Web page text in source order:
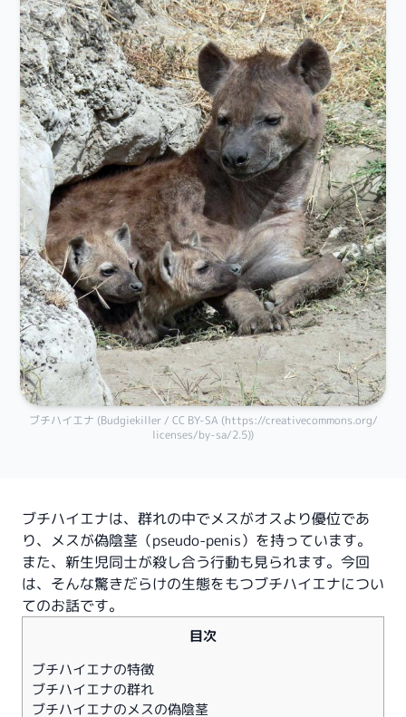
ブチハイエナ (Budgiekiller / CC BY-SA (https://creativecommons.org/
licenses/by-sa/2.5))
ブチハイエナは、群れの中でメスがオスより優位であ
り、メスが偽陰茎（pseudo-penis）を持っています。
また、新生児同士が殺し合う行動も見られます。今回
は、そんな驚きだらけの生態をもつブチハイエナについ
てのお話です。
目次
ブチハイエナの特徴
ブチハイエナの群れ
ブチハイエナのメスの偽陰茎